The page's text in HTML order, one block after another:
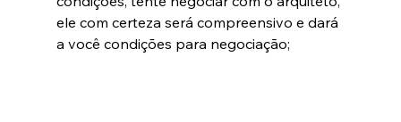
ele com certeza será compreensivo e dará
a você condições para negociação;